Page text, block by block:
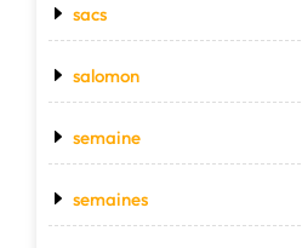
sacs
salomon
semaine
semaines